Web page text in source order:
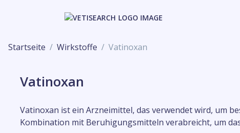
Startseite Wirkstoffe Vatinoxan
Vatinoxan
Vatinoxan ist ein Arzneimittel, das verwendet wird, um
Kombination mit Beruhigungsmitteln verabreicht, um